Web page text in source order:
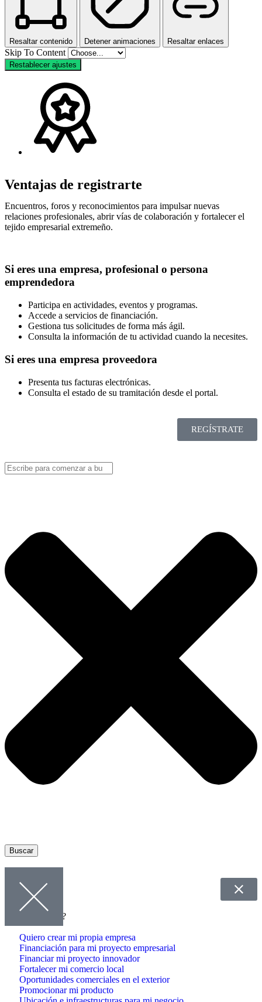
Resaltar contenido Detener animaciones Resaltar enlaces
Skip To Content
Restablecer ajustes
Ventajas de registrarte
Encuentros, foros y reconocimientos para impulsar nuevas
relaciones profesionales, abrir vías de colaboración y fortalecer el
tejido empresarial extremeño.
Si eres una empresa, profesional o persona
emprendedora
Participa en actividades, eventos y programas.
Accede a servicios de financiación.
Gestiona tus solicitudes de forma más ágil.
Consulta la información de tu actividad cuando la necesites.
Si eres una empresa proveedora
Presenta tus facturas electrónicas.
Consulta el estado de su tramitación desde el portal.
REGÍSTRATE
Buscar
¿Qué Necesitas?
Quiero crear mi propia empresa
Financiación para mi proyecto empresarial
Financiar mi proyecto innovador
Fortalecer mi comercio local
Oportunidades comerciales en el exterior
Promocionar mi producto